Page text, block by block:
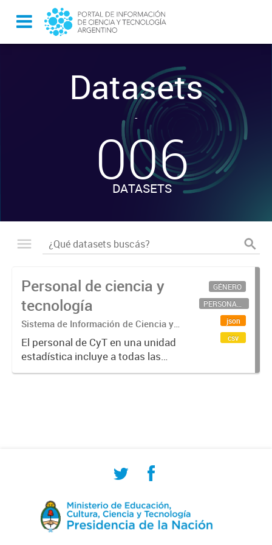
Datasets
-
006
DATASETS
Personal de ciencia y
tecnología
Sistema de Información de Ciencia y
Tecnología Argentino (SICYTAR)
El personal de CyT en una unidad
estadística incluye a todas las
personas involucradas
GÉNERO
PERSONAL CIENTÍFICO-TECNOLÓGICO
json
csv